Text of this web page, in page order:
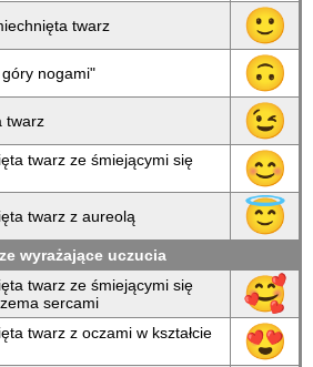
twarz 🙂
nogami" 🙃
twarz 😉
twarz ze śmiejącymi się
😊
twarz z aureolą 😇
wyrażające uczucia
twarz ze śmiejącymi się
sercami
🥰
twarz z oczami w kształcie
😍